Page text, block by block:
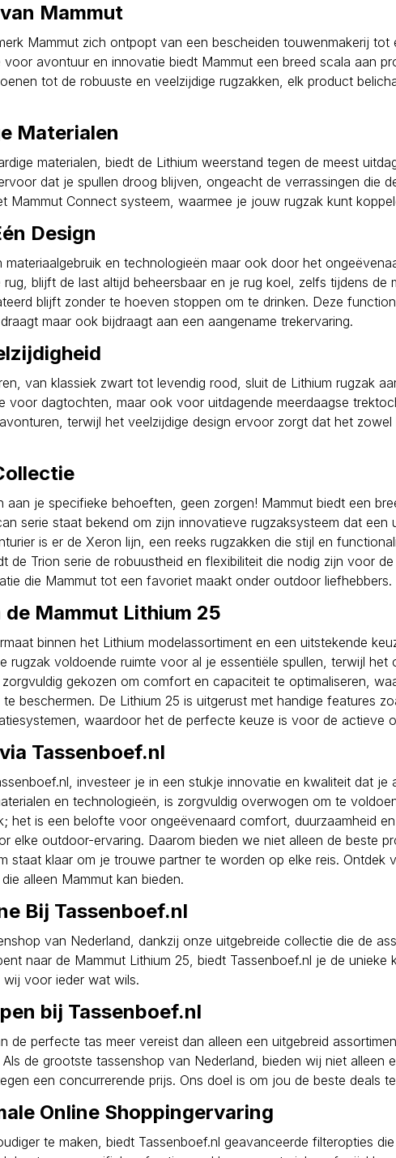
Mammut
Mammut zich ontpopt van een bescheiden touwenmakerij
avontuur en innovatie biedt Mammut een breed scala aan
tot de robuuste en veelzijdige rugzakken, elk product
Materialen
materialen, biedt de Lithium weerstand tegen de meest
dat je spullen droog blijven, ongeacht de verrassingen die
Mammut Connect systeem, waarmee je jouw rugzak kunt
Design
en technologieën maar ook door het
blijft de last altijd beheersbaar en je rug koel, zelfs tijdens de
blijft zonder te hoeven stoppen om te drinken. Deze
maar ook bijdraagt aan een aangename trekervaring.
van klassiek zwart tot levendig rood, sluit de Lithium rugzak
dagtochten, maar ook voor uitdagende meerdaagse
terwijl het veelzijdige design ervoor zorgt dat het
je specifieke behoeften, geen zorgen! Mammut biedt een
serie staat bekend om zijn innovatieve rugzaksysteem dat
is er de Xeron lijn, een reeks rugzakken die stijl en
de Trion serie de robuustheid en flexibiliteit die nodig zijn voor
die Mammut tot een favoriet maakt onder outdoor liefhebbers.
Mammut Lithium 25
binnen het Lithium modelassortiment en een uitstekende
rugzak voldoende ruimte voor al je essentiële spullen, terwijl
gekozen om comfort en capaciteit te optimaliseren,
beschermen. De Lithium 25 is uitgerust met handige features
waardoor het de perfecte keuze is voor de actieve
Tassenboef.nl
investeer je in een stukje innovatie en kwaliteit dat
en technologieën, is zorgvuldig overwogen om te
het is een belofte voor ongeëvenaard comfort, duurzaamheid
elke outdoor-ervaring. Daarom bieden we niet alleen de beste
staat klaar om je trouwe partner te worden op elke reis. Ontdek
alleen Mammut kan bieden.
Bij Tassenboef.nl
van Nederland, dankzij onze uitgebreide collectie die de
naar de Mammut Lithium 25, biedt Tassenboef.nl je de
voor ieder wat wils.
bij Tassenboef.nl
de perfecte tas meer vereist dan alleen een uitgebreid
de grootste tassenshop van Nederland, bieden wij niet alleen
een concurrerende prijs. Ons doel is om jou de beste deals
Online Shoppingervaring
te maken, biedt Tassenboef.nl geavanceerde filteropties